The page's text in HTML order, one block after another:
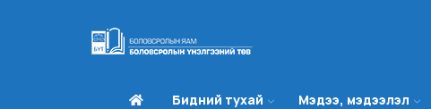
Бидний тухай Мэдээ, мэдээлэл